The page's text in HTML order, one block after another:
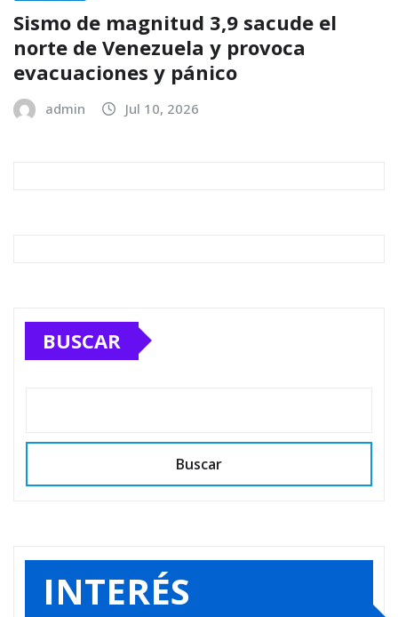
Sismo de magnitud 3,9 sacude el
norte de Venezuela y provoca
evacuaciones y pánico
admin Jul 10, 2026
BUSCAR
Buscar
INTERÉS